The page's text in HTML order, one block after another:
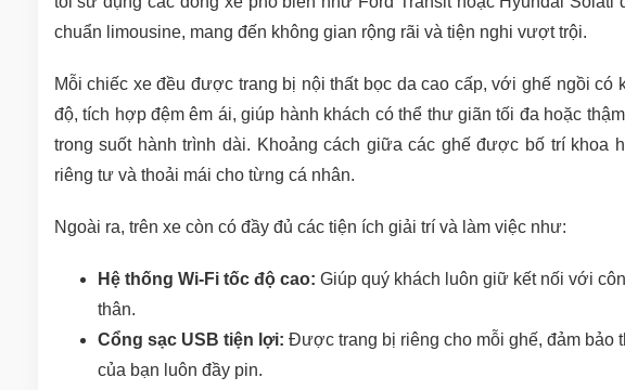
chuẩn limousine, mang đến không gian rộng rãi và tiện nghi vượt trội.
Mỗi chiếc xe đều được trang bị nội thất bọc da cao cấp, với ghế ngồi có
độ, tích hợp đệm êm ái, giúp hành khách có thể thư giãn tối đa hoặc
trong suốt hành trình dài. Khoảng cách giữa các ghế được bố trí khoa
riêng tư và thoải mái cho từng cá nhân.
Ngoài ra, trên xe còn có đầy đủ các tiện ích giải trí và làm việc như:
Hệ thống Wi-Fi tốc độ cao: Giúp quý khách luôn giữ kết nối với
thân.
Cổng sạc USB tiện lợi: Được trang bị riêng cho mỗi ghế, đảm bảo
của bạn luôn đầy pin.